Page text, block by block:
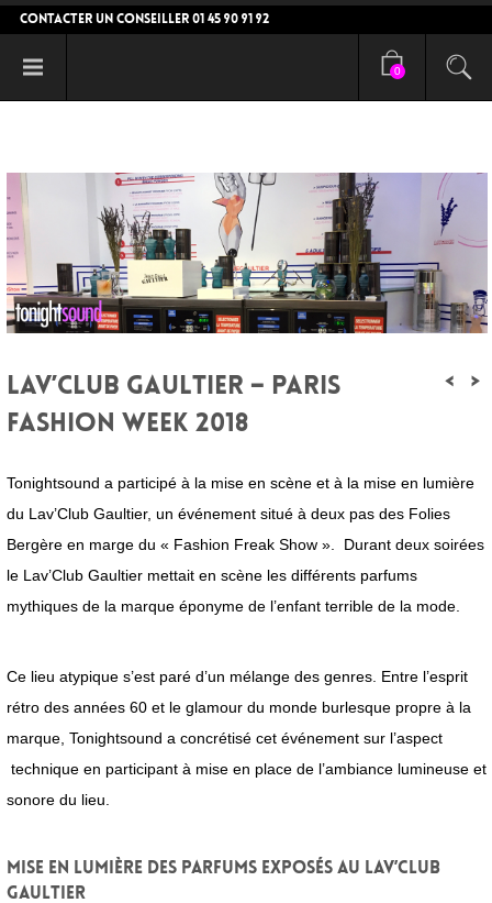
CONTACTER UN CONSEILLER 01 45 90 91 92
0
< >
LAV’CLUB GAULTIER – PARIS
FASHION WEEK 2018
Tonightsound a participé à la mise en scène et à la mise en lumière
du Lav’Club Gaultier, un événement situé à deux pas des Folies
Bergère en marge du « Fashion Freak Show ». Durant deux soirées
le Lav’Club Gaultier mettait en scène les différents parfums
mythiques de la marque éponyme de l’enfant terrible de la mode.
Ce lieu atypique s’est paré d’un mélange des genres. Entre l’esprit
rétro des années 60 et le glamour du monde burlesque propre à la
marque, Tonightsound a concrétisé cet événement sur l’aspect
technique en participant à mise en place de l’ambiance lumineuse et
sonore du lieu.
Mise en lumière des parfums exposés au Lav’Club
Gaultier